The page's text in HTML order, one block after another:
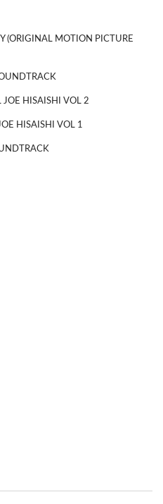
(ORIGINAL MOTION PICTURE
JOE HISAISHI VOL 2
HISAISHI VOL 1